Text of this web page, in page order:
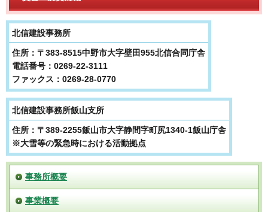
北信建設事務所
住所：〒383-8515中野市大字壁田955北信合同庁舎
電話番号：0269-22-3111
ファックス：0269-28-0770
北信建設事務所飯山支所
住所：〒389-2255飯山市大字静間字町尻1340-1飯山庁舎
※大雪等の緊急時における活動拠点
事務所概要
事業概要